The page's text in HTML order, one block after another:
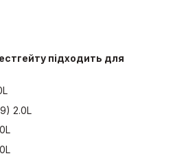
підходить для
2.0L